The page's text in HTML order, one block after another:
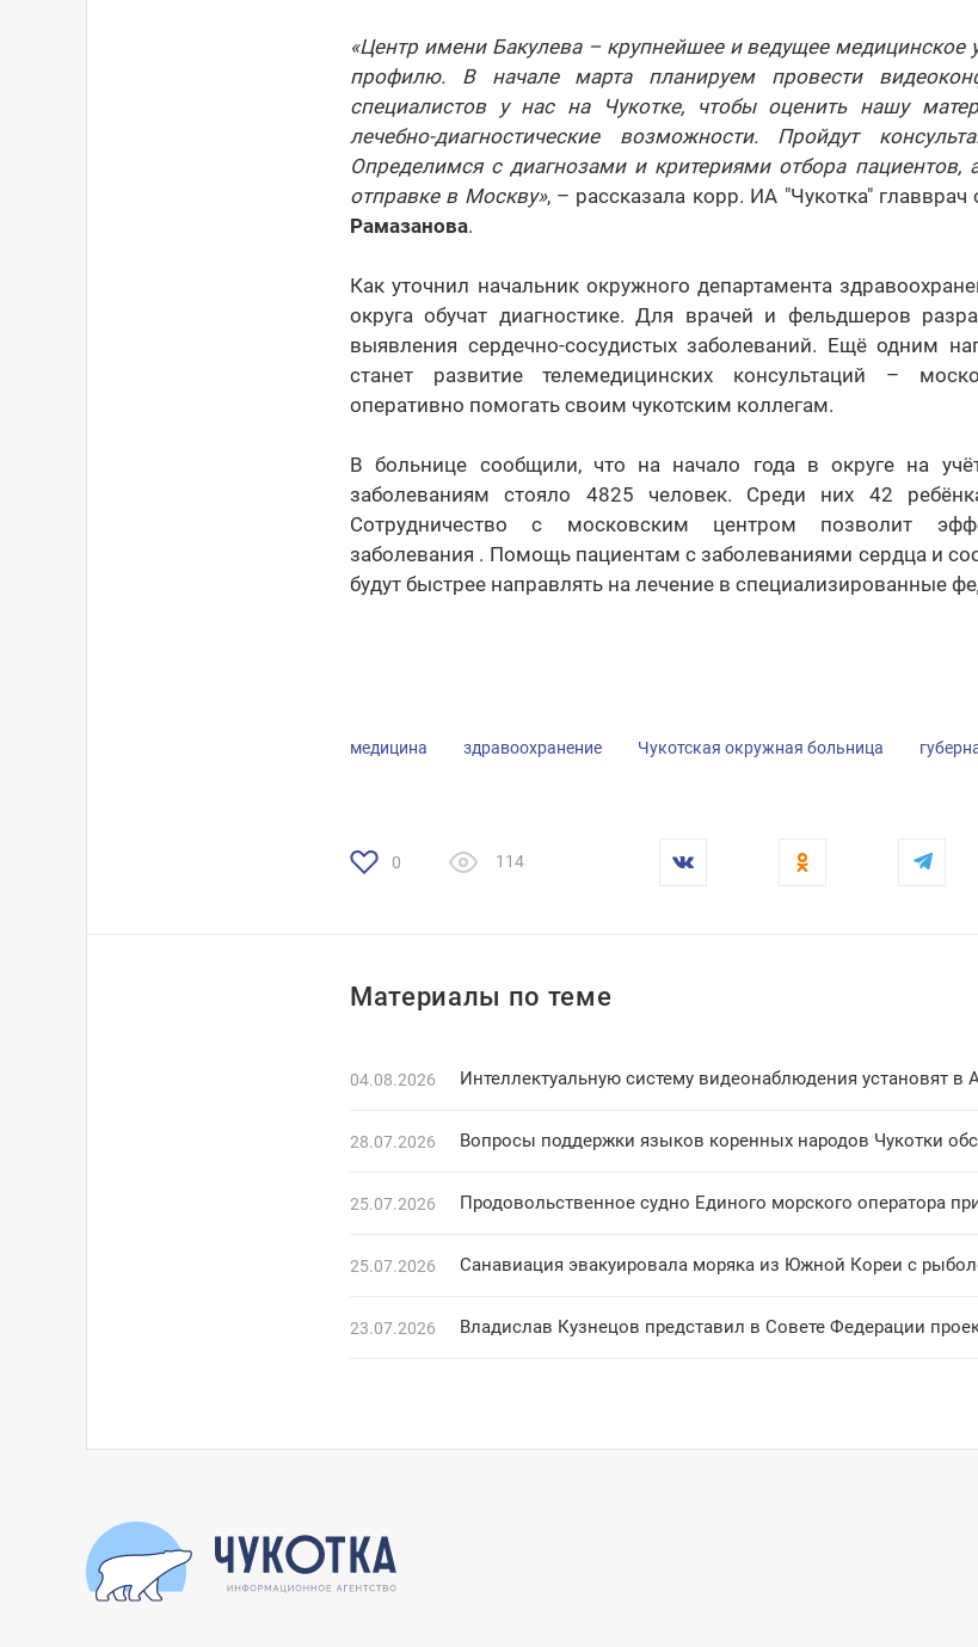
«Центр имени Бакулева – крупнейшее и ведущее медицинское
профилю. В начале марта планируем провести
специалистов у нас на Чукотке, чтобы оценить нашу
лечебно-диагностические возможности. Пройдут
Определимся с диагнозами и критериями отбора пациентов,
отправке в Москву», – рассказала корр. ИА "Чукотка"
Рамазанова.
Как уточнил начальник окружного департамента
округа обучат диагностике. Для врачей и фельдшеров
выявления сердечно-сосудистых заболеваний. Ещё одним
станет развитие телемедицинских консультаций –
оперативно помогать своим чукотским коллегам.
В больнице сообщили, что на начало года в округе на
заболеваниям стояло 4825 человек. Среди них 42
Сотрудничество с московским центром позволит
заболевания . Помощь пациентам с заболеваниями сердца и
будут быстрее направлять на лечение в специализированные
медицина здравоохранение Чукотская окружная больница
0 114
Материалы по теме
04.08.2026 Интеллектуальную систему видеонаблюдения установят в
28.07.2026 Вопросы поддержки языков коренных народов Чукотки
25.07.2026 Продовольственное судно Единого морского оператора
25.07.2026
23.07.2026